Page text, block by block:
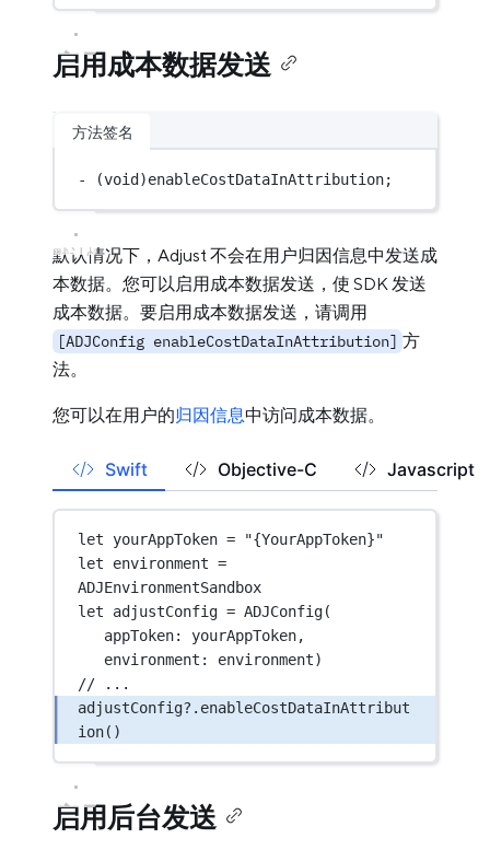
启用成本数据发送
方法签名
- (void )enableCostDataInAttribution;
默认情况下，Adjust 不会在用户归因信息中发送成
本数据。您可以启用成本数据发送，使 SDK 发送
成本数据。要启用成本数据发送，请调用
[ADJConfig enableCostDataInAttribution] 方
法。
您可以在用户的归因信息中访问成本数据。
Swift Objective-C Javascript
let yourAppToken =
"{YourAppToken}"
let environment =
ADJEnvironmentSandbox
let adjustConfig = ADJConfig(
appToken: yourAppToken,
environment : environment)
// ...
adjustConfig? . enableCostDataInAttribut
ion()
启用后台发送